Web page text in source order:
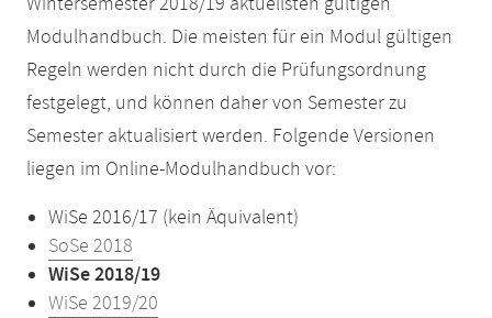
Modulhandbuch. Die meisten für ein Modul gültigen
Regeln werden nicht durch die Prüfungsordnung
festgelegt, und können daher von Semester zu
Semester aktualisiert werden. Folgende Versionen
liegen im Online-Modulhandbuch vor:
WiSe 2016/17 (kein Äquivalent)
SoSe 2018
WiSe 2018/19
WiSe 2019/20